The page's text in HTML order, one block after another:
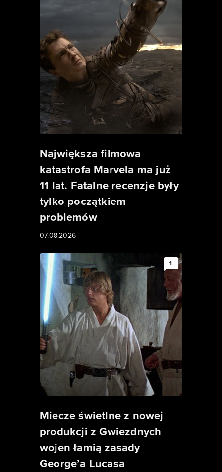
Największa filmowa
katastrofa Marvela ma już
11 lat. Fatalne recenzje były
tylko początkiem
problemów
07.08.2026
1
Miecze świetlne z nowej
produkcji z Gwiezdnych
wojen łamią zasady
George’a Lucasa